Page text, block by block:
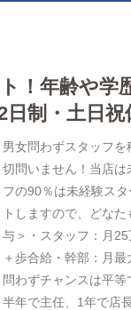
！年齢や学
制・土日
男女問わずスタッフ
切問いません！当店
フの90％は未経験ス
トしますので、どな
与＞・スタッフ：月
＋歩合給・幹部：月
問わずチャンスは平
半年で主任、1年で店長に